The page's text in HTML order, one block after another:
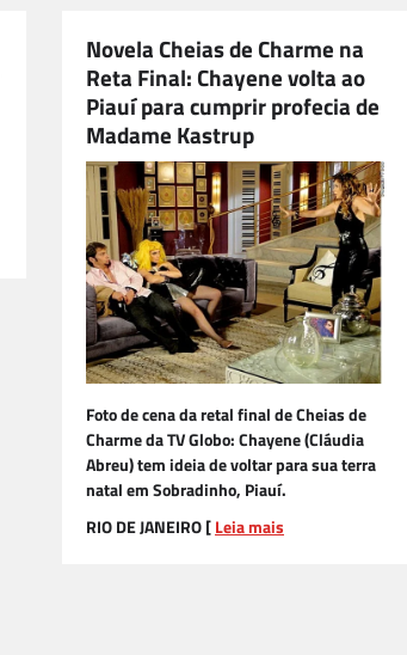
Novela Cheias de Charme na
Reta Final: Chayene volta ao
Piauí para cumprir profecia de
Madame Kastrup
Foto de cena da retal final de Cheias de
Charme da TV Globo: Chayene (Cláudia
Abreu) tem ideia de voltar para sua terra
natal em Sobradinho, Piauí.
RIO DE JANEIRO [Leia mais